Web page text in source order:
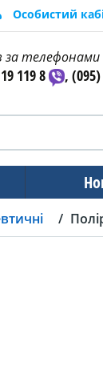
Особистий
за телефонами
119 8 ,